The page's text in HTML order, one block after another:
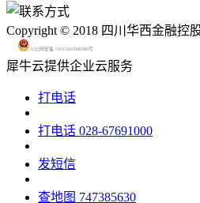
Copyright © 2018 四川华西金融控
川公网安备 51015602000580号
犀牛云提供企业云服务
打电话
打电话 028-67691000
发短信
查地图 747385630